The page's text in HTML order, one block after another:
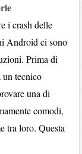
i crash delle
Android ci sono
Prima di
tecnico
una di
comodi,
tra loro. Questa